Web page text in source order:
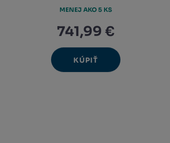
741,99 €
Změnit
Navýšit
množství
Snížit
Ks
KÚPIŤ
MENEJ AKO 5 KS